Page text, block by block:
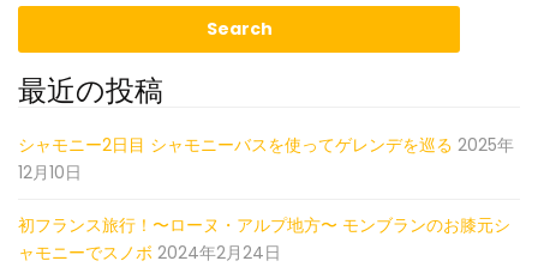
最近の投稿
シャモニー2日目 シャモニーバスを使ってゲレンデを巡る 2025年
12月10日
初フランス旅行！〜ローヌ・アルプ地方〜 モンブランのお膝元シ
ャモニーでスノボ 2024年2月24日